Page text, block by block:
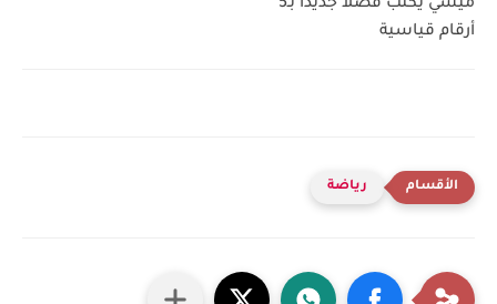
ميسي يكتب فصلاً جديداً بـ5
أرقام قياسية
رياضة